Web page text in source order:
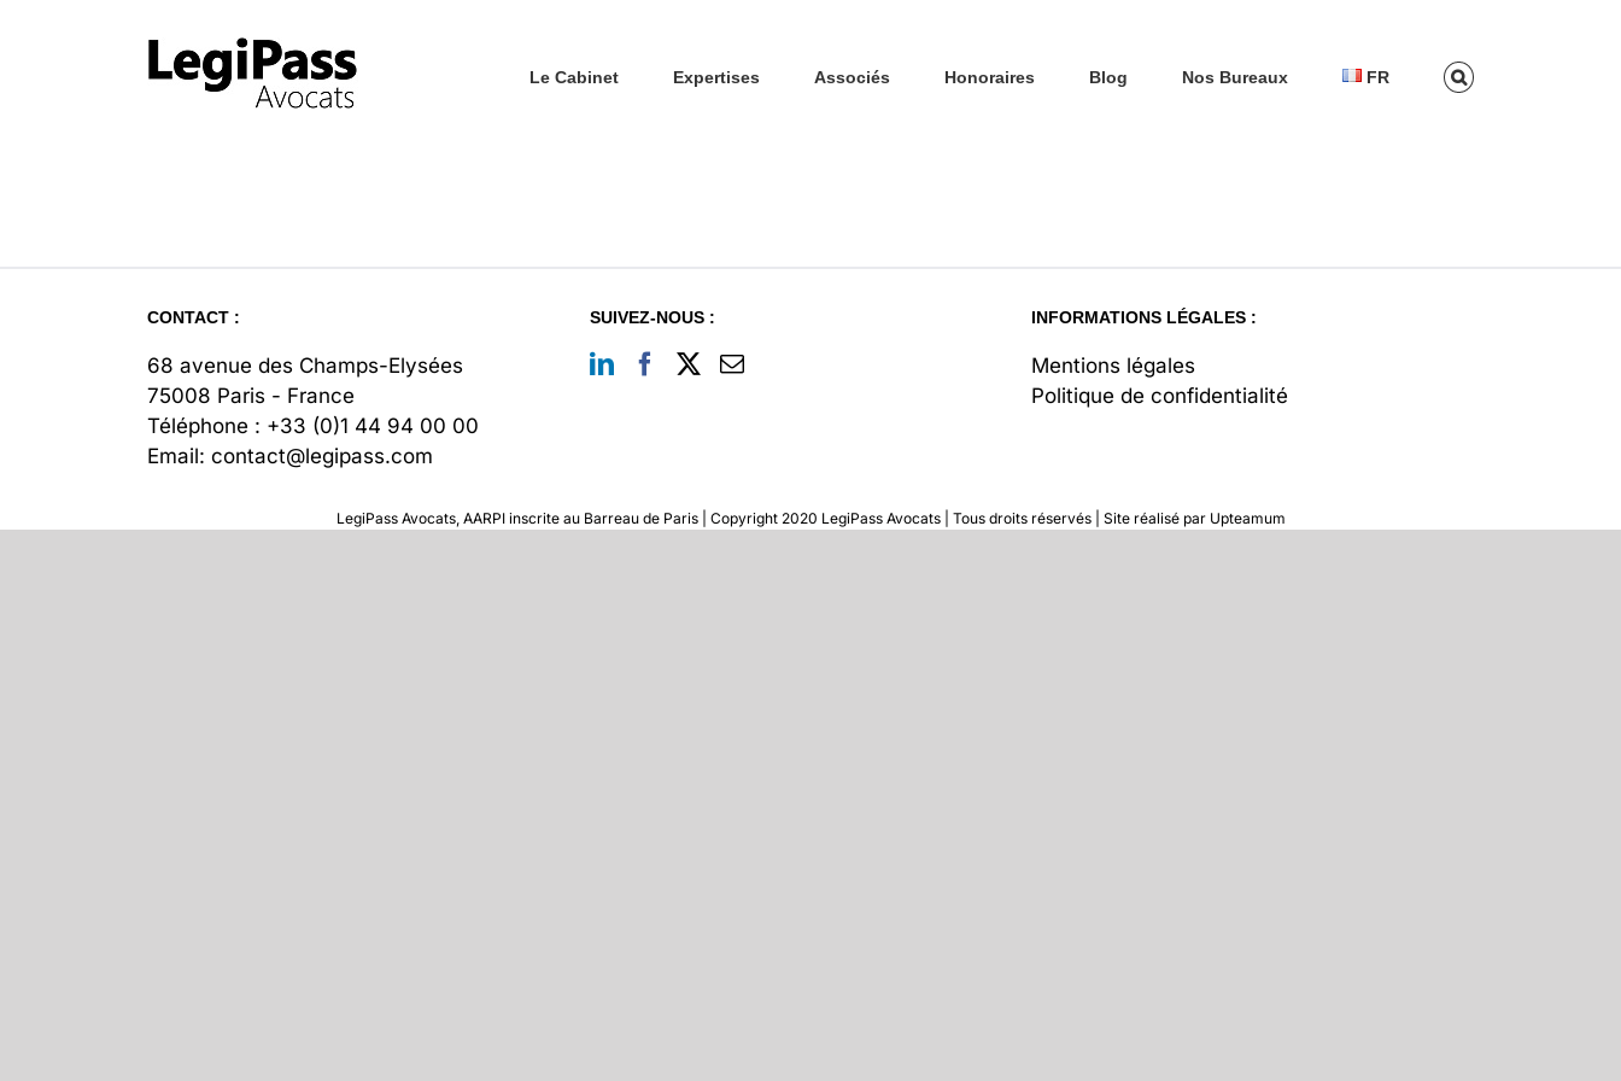
Le Cabinet Expertises Associés Honoraires Blog Nos Bureaux FR
CONTACT :
68 avenue des Champs-Elysées
75008 Paris - France
Téléphone : +33 (0)1 44 94 00 00
Email: contact@legipass.com
SUIVEZ-NOUS : INFORMATIONS LÉGALES :
Mentions légales
Politique de confidentialité
LegiPass Avocats, AARPI inscrite au Barreau de Paris | Copyright 2020 LegiPass Avocats | Tous droits réservés | Site réalisé par Upteamum